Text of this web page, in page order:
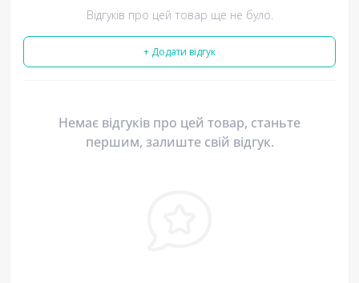
Відгуків про цей товар ще не було.
+ Додати відгук
Немає відгуків про цей товар, станьте
першим, залиште свій відгук.